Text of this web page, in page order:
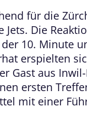
für die
Die
10. Minute
erspielten
Gast aus
ersten
mit einer